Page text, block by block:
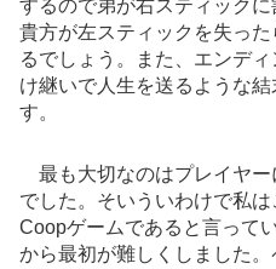
するので弟が右スティック
貴方が左スティックを失っ
るでしょう。また、エンデ
け継いで人生を送るような
す。
最も大切なのはプレイヤー
でした。そいういわけで私
Coopゲームであると言って
から最初が難しくしました